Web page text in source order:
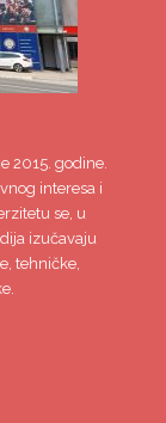
2015. godine.
interesa i
se, u
izučavaju
tehničke,